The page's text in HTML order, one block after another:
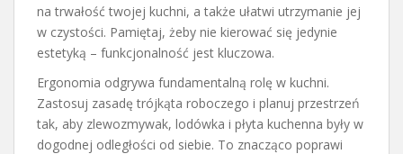
na trwałość twojej kuchni, a także ułatwi utrzymanie jej
w czystości. Pamiętaj, żeby nie kierować się jedynie
estetyką – funkcjonalność jest kluczowa.
Ergonomia odgrywa fundamentalną rolę w kuchni.
Zastosuj zasadę trójkąta roboczego i planuj przestrzeń
tak, aby zlewozmywak, lodówka i płyta kuchenna były w
dogodnej odległości od siebie. To znacząco poprawi